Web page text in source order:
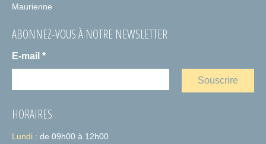
Maurienne
ABONNEZ-VOUS À NOTRE NEWSLETTER
E-mail *
HORAIRES
Lundi : de 09h00 à 12h00